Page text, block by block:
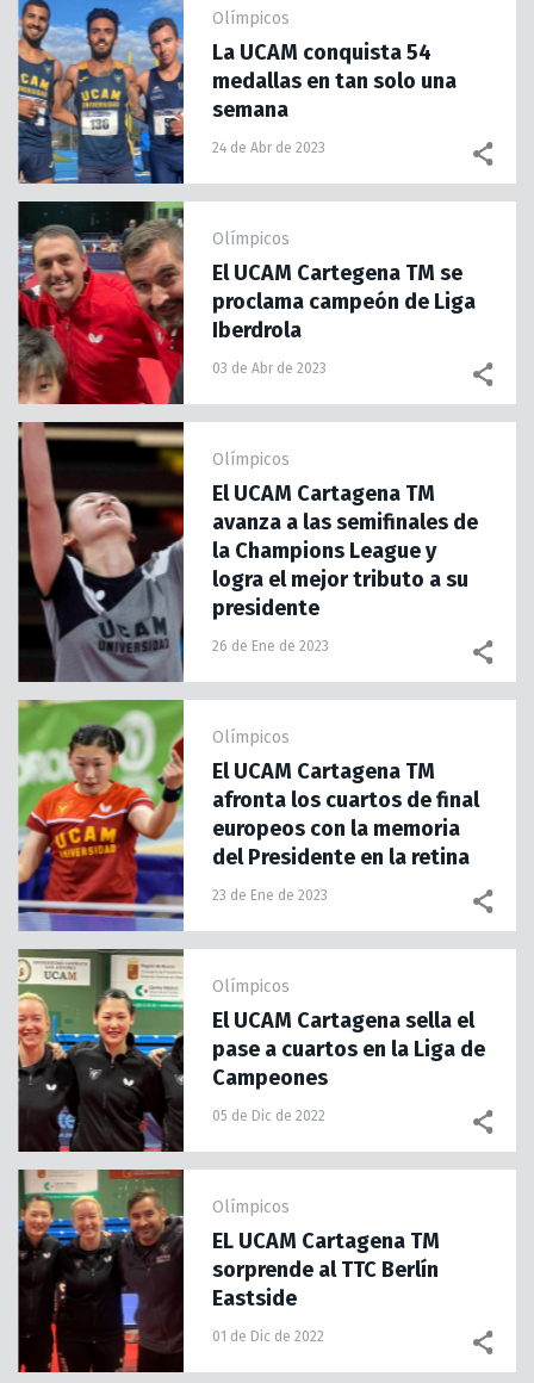
Olímpicos
La UCAM conquista 54
medallas en tan solo una
semana
24 de Abr de 2023
Olímpicos
El UCAM Cartegena TM se
proclama campeón de Liga
Iberdrola
03 de Abr de 2023
Olímpicos
El UCAM Cartagena TM
avanza a las semifinales de
la Champions League y
logra el mejor tributo a su
presidente
26 de Ene de 2023
Olímpicos
El UCAM Cartagena TM
afronta los cuartos de final
europeos con la memoria
del Presidente en la retina
23 de Ene de 2023
Olímpicos
El UCAM Cartagena sella el
pase a cuartos en la Liga de
Campeones
05 de Dic de 2022
Olímpicos
EL UCAM Cartagena TM
sorprende al TTC Berlín
Eastside
01 de Dic de 2022